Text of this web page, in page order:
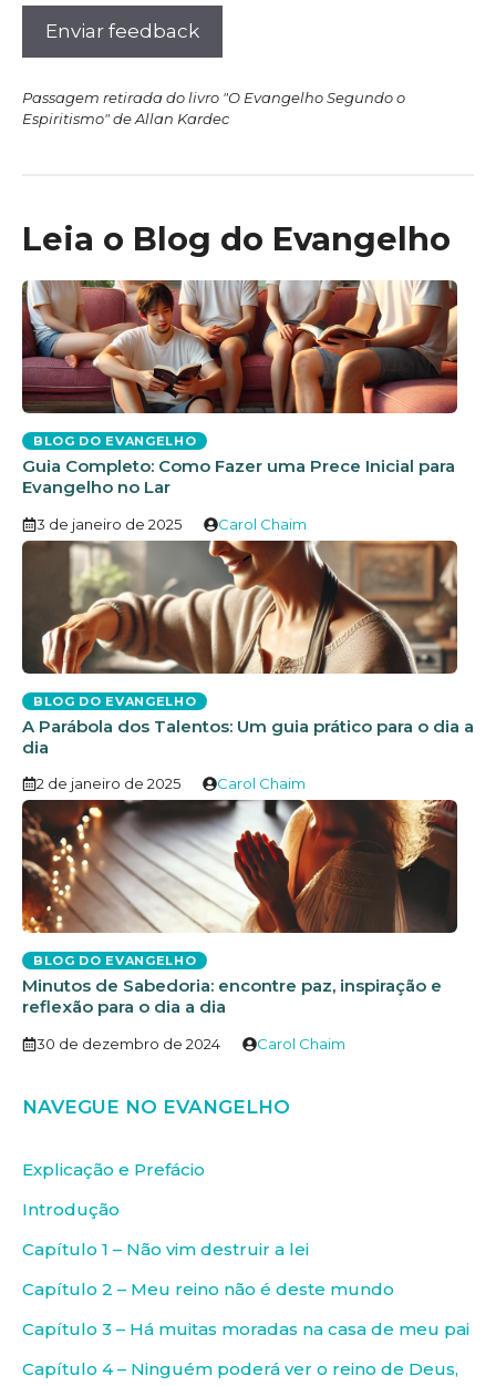
Enviar feedback
Passagem retirada do livro "O Evangelho Segundo o
Espiritismo" de Allan Kardec
Leia o Blog do Evangelho
BLOG DO EVANGELHO
Guia Completo: Como Fazer uma Prece Inicial para
Evangelho no Lar
3 de janeiro de 2025 Carol Chaim
BLOG DO EVANGELHO
A Parábola dos Talentos: Um guia prático para o dia a
dia
2 de janeiro de 2025 Carol Chaim
BLOG DO EVANGELHO
Minutos de Sabedoria: encontre paz, inspiração e
reflexão para o dia a dia
30 de dezembro de 2024 Carol Chaim
NAVEGUE NO EVANGELHO
Explicação e Prefácio
Introdução
Capítulo 1 – Não vim destruir a lei
Capítulo 2 – Meu reino não é deste mundo
Capítulo 3 – Há muitas moradas na casa de meu pai
Capítulo 4 – Ninguém poderá ver o reino de Deus,